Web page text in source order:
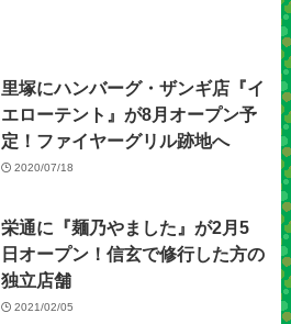
里塚にハンバーグ・ザンギ店『イ
エローテント』が8月オープン予
定！ファイヤーグリル跡地へ
2020/07/18
栄通に『麺乃やました』が2月5
日オープン！信玄で修行した方の
独立店舗
2021/02/05